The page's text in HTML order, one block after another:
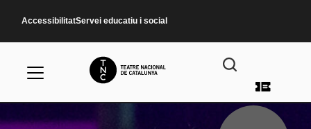
AccessibilitatServei educatiu i social
Menú